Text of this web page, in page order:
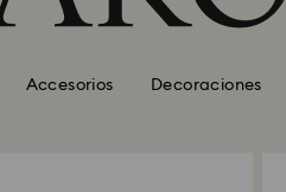
Accesorios Decoraciones